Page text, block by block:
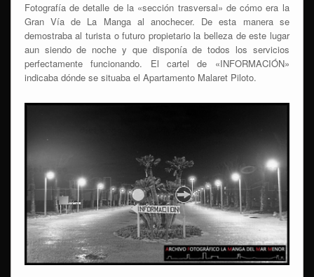
Fotografía de detalle de la «sección trasversal» de cómo era la
Gran Vía de La Manga al anochecer. De esta manera se
demostraba al turista o futuro propietario la belleza de este lugar
aun siendo de noche y que disponía de todos los servicios
perfectamente funcionando. El cartel de «INFORMACIÓN»
indicaba dónde se situaba el Apartamento Malaret Piloto.